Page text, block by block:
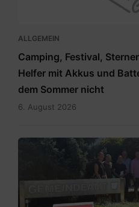
ALLGEMEIN
Camping, Festival,
Helfer mit Akkus und
dem Sommer nicht
6. August 2026
RegionslaborSüdost.jpg